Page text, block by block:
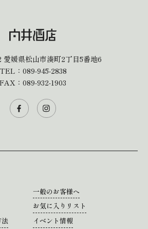
愛媛県松山市湊町2丁目5番地6
TEL： 089-945-2838
FAX：089-932-1903
一般のお客様へ
お気に入りリスト
イベント情報